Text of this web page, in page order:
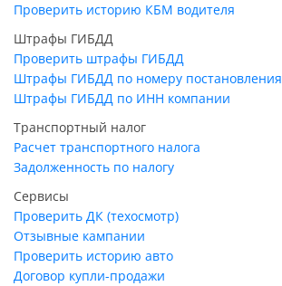
Проверить историю КБМ водителя
Штрафы ГИБДД
Проверить штрафы ГИБДД
Штрафы ГИБДД по номеру постановления
Штрафы ГИБДД по ИНН компании
Транспортный налог
Расчет транспортного налога
Задолженность по налогу
Сервисы
Проверить ДК (техосмотр)
Отзывные кампании
Проверить историю авто
Договор купли-продажи